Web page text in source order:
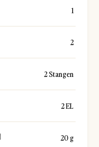
1
2
2 Stangen
2 EL
20 g